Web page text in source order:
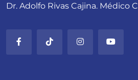
Dr. Adolfo Rivas Cajina. Médico